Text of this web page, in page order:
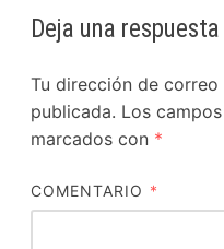
Deja una respuesta
Tu dirección de
publicada. Los
marcados con *
COMENTARIO *